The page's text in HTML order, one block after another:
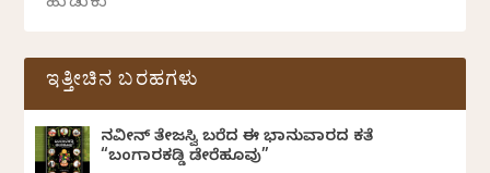
ಇತ್ತೀಚಿನ ಬರಹಗಳು
ನವೀನ್‌ ತೇಜಸ್ವಿ ಬರೆದ ಈ ಭಾನುವಾರದ ಕತೆ
“ಬಂಗಾರಕಡ್ಡಿ ಡೇರೆಹೂವು”